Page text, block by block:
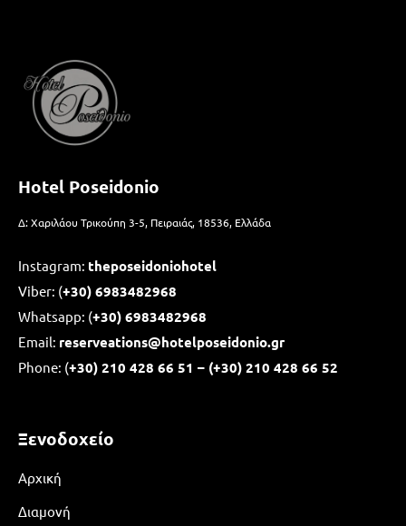
Hotel Poseidonio
Δ: Χαριλάου Τρικούπη 3-5, Πειραιάς, 18536, Ελλάδα
Instagram: theposeidoniohotel
Viber: (+30) 6983482968
Whatsapp: (+30) 6983482968
Email: reserveations@hotelposeidonio.gr
Phone: (+30) 210 428 66 51 – (+30) 210 428 66 52
Ξενοδοχείο
Αρχική
Διαμονή